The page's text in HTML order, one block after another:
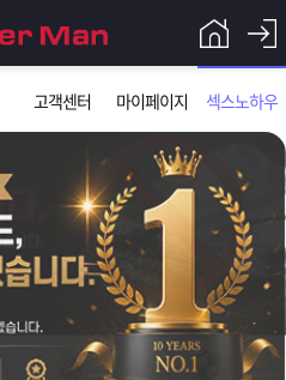
고객센터 마이페이지 섹스노하우
입금확인이 안되는 상황을 대비해 꼭 입금후 고객센터 연락바랍니다.